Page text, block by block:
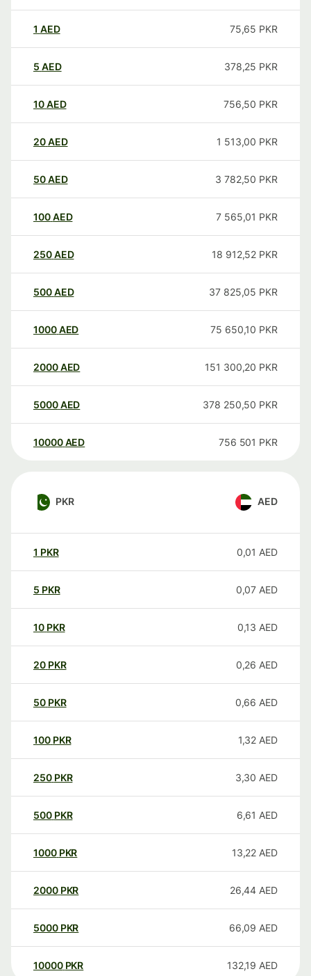
1 AED 75,65 PKR
5 AED 378,25 PKR
10AED 756,50 PKR
20AED 1 513,00 PKR
50AED 3 782,50 PKR
100AED 7 565,01 PKR
250AED 18 912,52 PKR
500AED 37 825,05 PKR
1000AED 75 650,10 PKR
2000AED 151 300,20 PKR
5000AED 378 250,50 PKR
10000 AED 756 501 PKR
PKR AED
1 PKR 0,01 AED
5 PKR 0,07 AED
10 PKR 0,13 AED
20 PKR 0,26 AED
50 PKR 0,66 AED
100 PKR 1,32 AED
250 PKR 3,30 AED
500 PKR 6,61 AED
1000 PKR 13,22 AED
2000 PKR 26,44 AED
5000 PKR 66,09 AED
10000 PKR 132,19 AED